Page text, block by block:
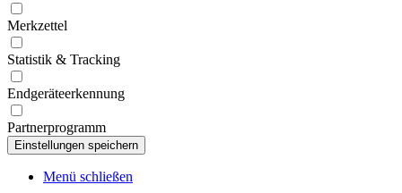
Merkzettel
Statistik & Tracking
Endgeräteerkennung
Partnerprogramm
Menü schließen